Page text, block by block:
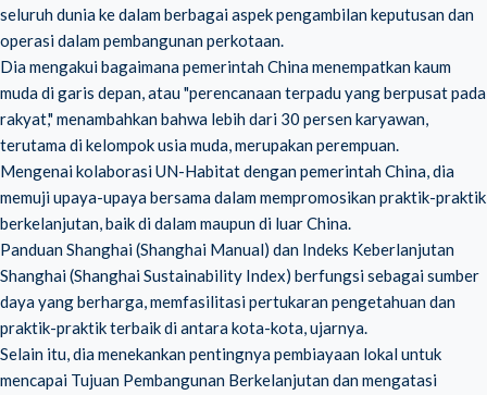
seluruh dunia ke dalam berbagai aspek pengambilan keputusan dan
operasi dalam pembangunan perkotaan.
Dia mengakui bagaimana pemerintah China menempatkan kaum
muda di garis depan, atau "perencanaan terpadu yang berpusat pada
rakyat," menambahkan bahwa lebih dari 30 persen karyawan,
terutama di kelompok usia muda, merupakan perempuan.
Mengenai kolaborasi UN-Habitat dengan pemerintah China, dia
memuji upaya-upaya bersama dalam mempromosikan praktik-praktik
berkelanjutan, baik di dalam maupun di luar China.
Panduan Shanghai (Shanghai Manual) dan Indeks Keberlanjutan
Shanghai (Shanghai Sustainability Index) berfungsi sebagai sumber
daya yang berharga, memfasilitasi pertukaran pengetahuan dan
praktik-praktik terbaik di antara kota-kota, ujarnya.
Selain itu, dia menekankan pentingnya pembiayaan lokal untuk
mencapai Tujuan Pembangunan Berkelanjutan dan mengatasi